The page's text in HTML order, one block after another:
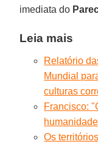
imediata do
Leia mais
Relatório
Mundial
culturas
Francisco:
Os